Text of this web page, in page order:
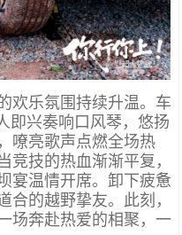
欢乐氛围持续升温。车
即兴奏响口风琴，悠扬
嘹亮歌声点燃全场热
竞技的热血渐渐平复，
宴温情开席。卸下疲惫
合的越野挚友。此刻，
场奔赴热爱的相聚，一